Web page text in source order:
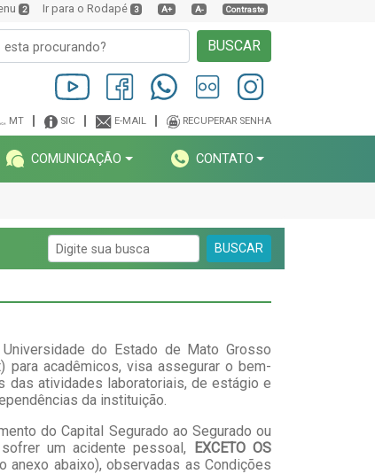
2 Ir para o Rodapé 3 A+ A- Contraste
BUSCAR
MT SIC E-MAIL RECUPERAR SENHA
COMUNICAÇÃO CONTATO
BUSCAR
do Estado de Mato Grosso
para acadêmicos, visa assegurar o bem-
atividades laboratoriais, de estágio e
da instituição.
do Capital Segurado ao Segurado ou
um acidente pessoal,
EXCETO OS
anexo abaixo), observadas as Condições